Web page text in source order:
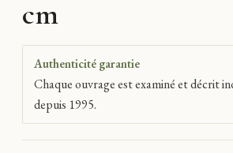
cm
Authenticité garantie
Chaque ouvrage est examiné et décrit
depuis 1995.